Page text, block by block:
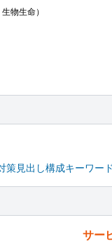
物生命）
策見出し構成キーワー
サー